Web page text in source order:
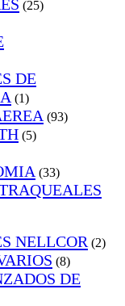
(25)
DE
(1)
(93)
(5)
(33)
NELLCOR (2)
(8)
DE